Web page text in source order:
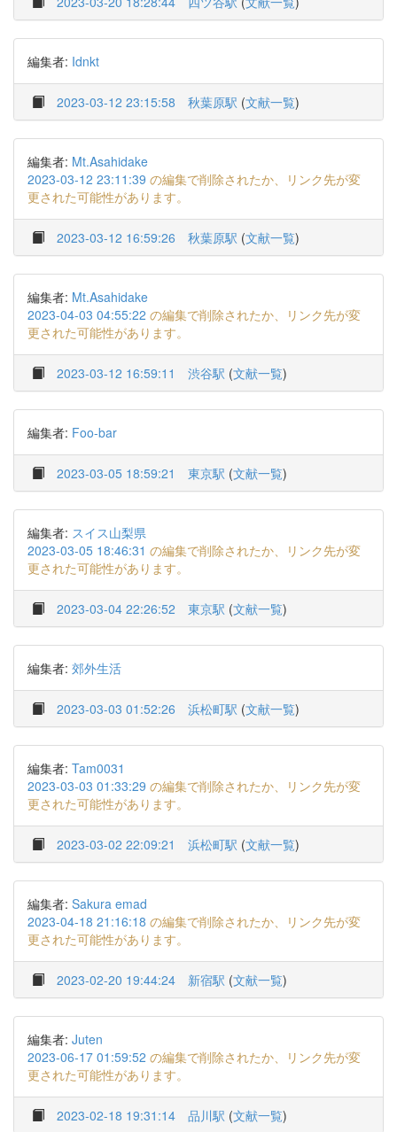
編集者: Idnkt
2023-03-12 23:15:58 秋葉原駅 (文献一覧)
編集者: Mt.Asahidake
2023-03-12 23:11:39 の編集で削除されたか、リンク先が変
更された可能性があります。
2023-03-12 16:59:26 秋葉原駅 (文献一覧)
編集者: Mt.Asahidake
2023-04-03 04:55:22 の編集で削除されたか、リンク先が変
更された可能性があります。
2023-03-12 16:59:11 渋谷駅 (文献一覧)
編集者: Foo-bar
2023-03-05 18:59:21 東京駅 (文献一覧)
編集者: スイス山梨県
2023-03-05 18:46:31 の編集で削除されたか、リンク先が変
更された可能性があります。
2023-03-04 22:26:52 東京駅 (文献一覧)
編集者: 郊外生活
2023-03-03 01:52:26 浜松町駅 (文献一覧)
編集者: Tam0031
2023-03-03 01:33:29 の編集で削除されたか、リンク先が変
更された可能性があります。
2023-03-02 22:09:21 浜松町駅 (文献一覧)
編集者: Sakura emad
2023-04-18 21:16:18 の編集で削除されたか、リンク先が変
更された可能性があります。
2023-02-20 19:44:24 新宿駅 (文献一覧)
編集者: Juten
2023-06-17 01:59:52 の編集で削除されたか、リンク先が変
更された可能性があります。
2023-02-18 19:31:14 品川駅 (文献一覧)